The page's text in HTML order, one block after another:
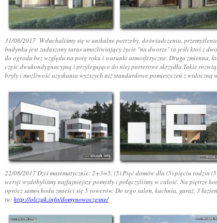
31/08/2017 Wsłuchaliśmy się w unikalne potrzeby, doświadczenia,
budynku jest zadaszony taras umożliwiający życie "na dworze" (a jeśli ktoś z
do ogrodu bez względu na porę roku i warunki atmosferyczne. Druga zmienna,
część dwukondygnacyjną i przylegające do niej parterowe skrzydła.Takie
bryły i możliwość uzyskania wyższych niż standardowe pomieszczeń z
22/08/2017 Dziś matematycznie: 2+3=5. (5) Pięć domów dla (5) pięciu rodzin
wersji wydobyliśmy najfajniejsze pomysły i połączyliśmy w całość. Na
oprócz samochodu zmieści się 5 rowerów. Do tego salon, kuchnia, garaż, 3
tu:http://olczak.info/domynowoczesne/